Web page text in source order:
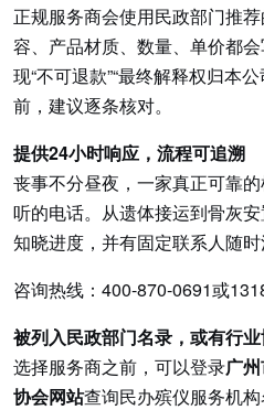
正规服务商会使用民政部门推
容、产品材质、数量、单价都
现“不可退款”“最终解释权归本
前，建议逐条核对。
提供24小时响应，流程可追溯
丧事不分昼夜，一家真正可靠
听的电话。从遗体接运到骨灰
知晓进度，并有固定联系人随时
咨询热线：400-870-0691或
被列入民政部门名录，或有行
选择服务商之前，可以登录广
协会网站查询民办殡仪服务机